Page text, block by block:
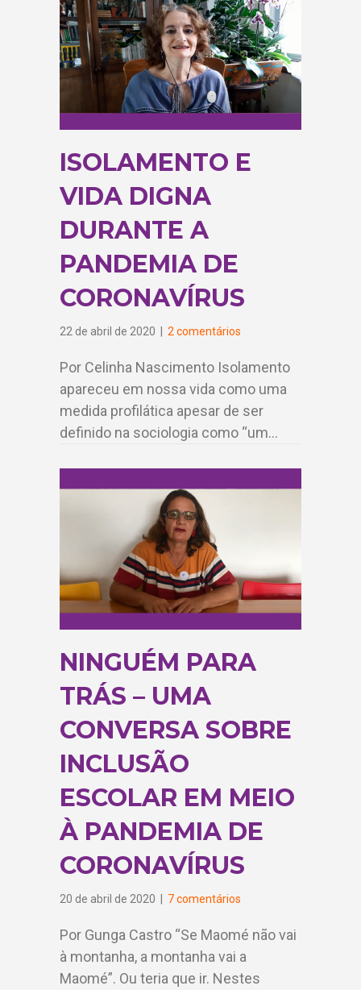
ISOLAMENTO E
VIDA DIGNA
DURANTE A
PANDEMIA DE
CORONAVÍRUS
22 de abril de 2020 2 comentários
Por Celinha Nascimento Isolamento
apareceu em nossa vida como uma
medida profilática apesar de ser
definido na sociologia como “um…
NINGUÉM PARA
TRÁS – UMA
CONVERSA SOBRE
INCLUSÃO
ESCOLAR EM MEIO
À PANDEMIA DE
CORONAVÍRUS
20 de abril de 2020 7 comentários
Por Gunga Castro “Se Maomé não vai
à montanha, a montanha vai a
Maomé”. Ou teria que ir. Nestes